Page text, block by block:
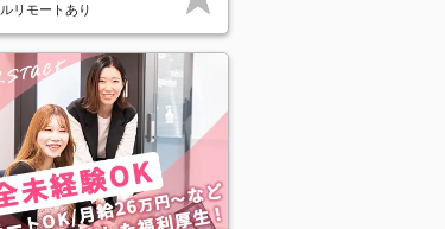
リモートあり